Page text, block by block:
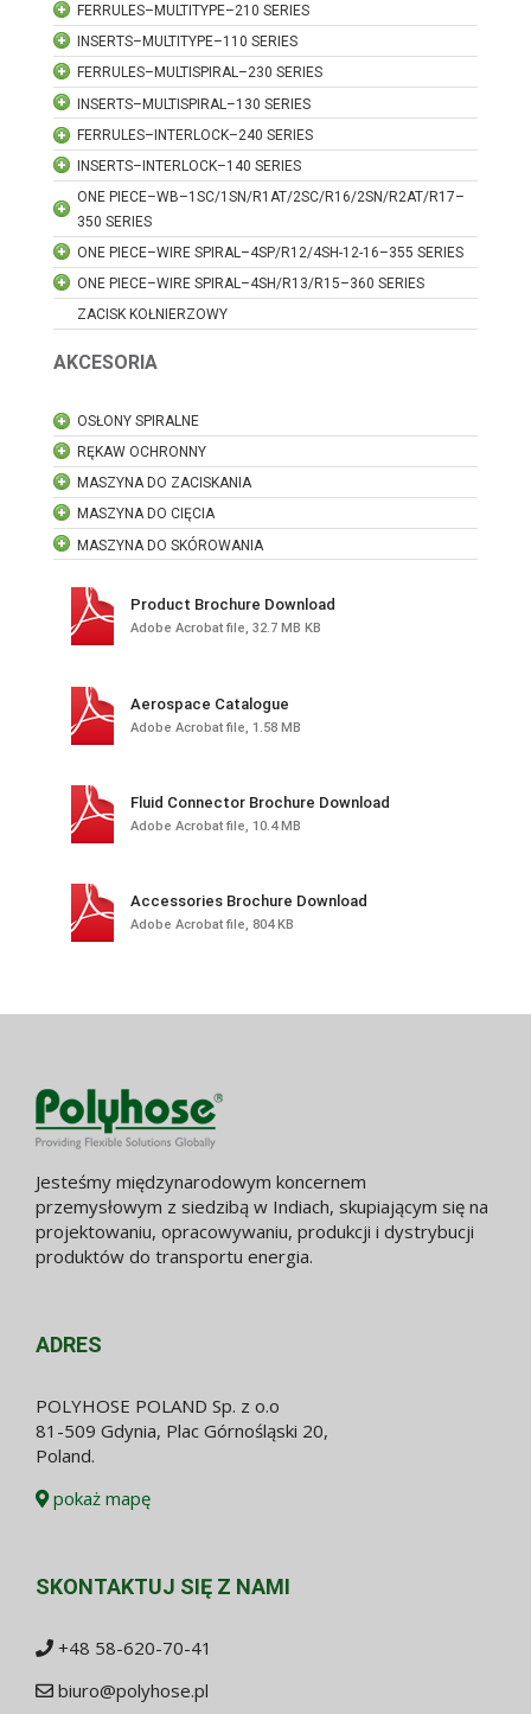
FERRULES–MULTITYPE–210 SERIES
INSERTS–MULTITYPE–110 SERIES
FERRULES–MULTISPIRAL–230 SERIES
INSERTS–MULTISPIRAL–130 SERIES
FERRULES–INTERLOCK–240 SERIES
INSERTS–INTERLOCK–140 SERIES
ONE PIECE–WB–1SC/1SN/R1AT/2SC/R16/2SN/R2AT/R17–
350 SERIES
ONE PIECE–WIRE SPIRAL–4SP/R12/4SH-12-16–355 SERIES
ONE PIECE–WIRE SPIRAL–4SH/R13/R15–360 SERIES
ZACISK KOŁNIERZOWY
AKCESORIA
OSŁONY SPIRALNE
RĘKAW OCHRONNY
MASZYNA DO ZACISKANIA
MASZYNA DO CIĘCIA
MASZYNA DO SKÓROWANIA
Product Brochure Download
Adobe Acrobat file, 32.7 MB KB
Aerospace Catalogue
Adobe Acrobat file, 1.58 MB
Fluid Connector Brochure Download
Adobe Acrobat file, 10.4 MB
Accessories Brochure Download
Adobe Acrobat file, 804 KB
Jesteśmy międzynarodowym koncernem
przemysłowym z siedzibą w Indiach, skupiającym się na
projektowaniu, opracowywaniu, produkcji i dystrybucji
produktów do transportu energia.
ADRES
POLYHOSE POLAND Sp. z o.o
81-509 Gdynia, Plac Górnośląski 20,
Poland.
pokaż mapę
SKONTAKTUJ SIĘ Z NAMI
+48 58-620-70-41
biuro@polyhose.pl